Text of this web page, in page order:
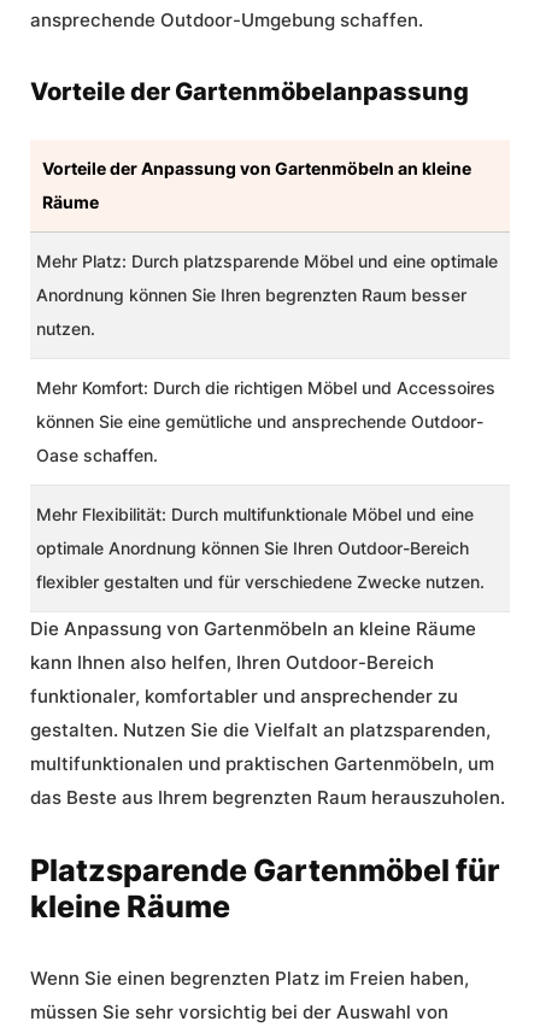
ansprechende Outdoor-Umgebung schaffen.
Vorteile der Gartenmöbelanpassung
Vorteile der Anpassung von Gartenmöbeln an kleine
Räume
Mehr Platz: Durch platzsparende Möbel und eine optimale
Anordnung können Sie Ihren begrenzten Raum besser
nutzen.
Mehr Komfort: Durch die richtigen Möbel und Accessoires
können Sie eine gemütliche und ansprechende Outdoor-
Oase schaffen.
Mehr Flexibilität: Durch multifunktionale Möbel und eine
optimale Anordnung können Sie Ihren Outdoor-Bereich
flexibler gestalten und für verschiedene Zwecke nutzen.
Die Anpassung von Gartenmöbeln an kleine Räume
kann Ihnen also helfen, Ihren Outdoor-Bereich
funktionaler, komfortabler und ansprechender zu
gestalten. Nutzen Sie die Vielfalt an platzsparenden,
multifunktionalen und praktischen Gartenmöbeln, um
das Beste aus Ihrem begrenzten Raum herauszuholen.
Platzsparende Gartenmöbel für
kleine Räume
Wenn Sie einen begrenzten Platz im Freien haben,
müssen Sie sehr vorsichtig bei der Auswahl von